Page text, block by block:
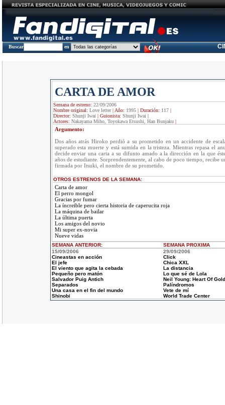
Buscar en
CARTA DE AMOR
Semana de estreno: 22/09/2006
Nombre original: Love letter| Año: 1995| Duración: 117|
Director: Shunji Iwai | Guionista: Shunji Iwai |
Actores: Nakayama Miho, Toyokawa Etsushi, Han Bunjaku|
Argumento:
Dos años atrás Hiroko perdió a su prometido en un accidente de
superado esta muerte y está sumida en la tristeza. Mientras repasa el
decide enviar una carta a su difunto amado a la dirección en la que
años de estudiante. Sorprendentemente, al cabo de poco tiempo, recibe
firmada por Itsuki, el nombre de su prometido.
OTROS ESTRENOS DE LA SEMANA:
Carta de amor
El perro mongol
Gracias por fumar
La íncreible pero cierta historia de caperucita roja
La máquina de bailar
La última puerta
Los amigos del novio
Mi super ex-novia
Nueve vidas
SEMANA ANTERIOR: SEMANA PROXIMA
15/09/2006
Cineastas en acción
El jefe
El viento que agita la cebada
Pequeño pero matón
Salvador Puig Antich
Separados
Una casa en el fin del mundo
Shinobi
29/09/2006
Click
Chica XXL
La distancia
Lo que sé de Lola
Neil Young: Heart Of Gold
Palíndromos
Vete de mí
World Trade Center